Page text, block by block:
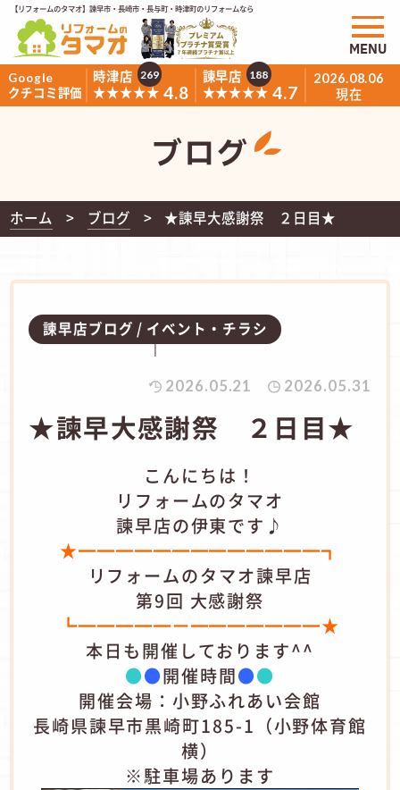
【リフォームのタマオ】諫早市・長崎市・長与町・時津町のリフォームなら
Google
クチコミ評価
時津店
★★★★★ 4.8
269
諫早店
★★★★★ 4.7
188 2026.08.06
現在
MENU
ブログ
ホーム ブログ ★諫早大感謝祭 ２日目★
諫早店ブログ イベント・チラシ
2026.05.21 2026.05.31
★諫早大感謝祭 ２日目★
こんにちは！
リフォームのタマオ
諫早店の伊東です♪
★━━━━━━━━━━━━━┓
リフォームのタマオ諫早店
第9回 大感謝祭
┗━━━━━ー━━━━━━━★
本日も開催しております^^
●●開催時間●●
開催会場：小野ふれあい会館
長崎県諫早市黒崎町185-1（小野体育館
横）
※駐車場あります